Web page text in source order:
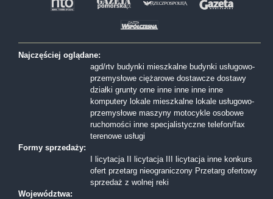
Najczęściej oglądane:
agd/rtv budynki mieszkalne budynki usługowo-
przemysłowe ciężarowe dostawcze dostawy
działki grunty orne inne inne inne inne
komputery lokale mieszkalne lokale usługowo-
przemysłowe maszyny motocykle osobowe
ruchomości inne specjalistyczne telefon/fax
terenowe usługi
Formy sprzedaży:
I licytacja
II licytacja III licytacja inne konkurs
ofert przetarg nieograniczony Przetarg ofertowy
sprzedaż z wolnej reki
Województwa: